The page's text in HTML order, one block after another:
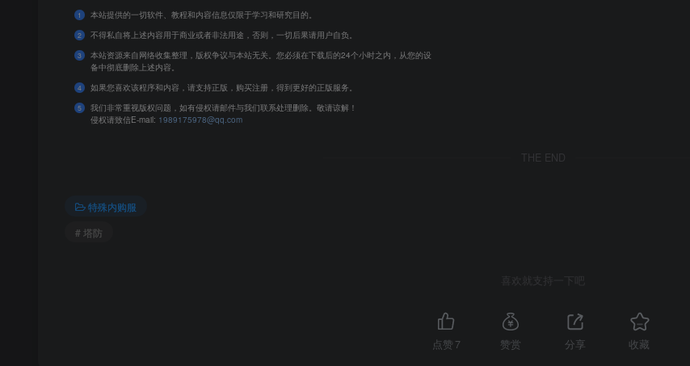
1 本站提供的一切软件、教程和内容信息仅限于学习和研究目的。
2 不得私自将上述内容用于商业或者非法用途，否则，一切后果请用户自负。
3
本站资源来自网络收集整理，版权争议与本站无关。您必须在下载后的24个小时之内，从您的设
备中彻底删除上述内容。
4 如果您喜欢该程序和内容，请支持正版，购买注册，得到更好的正版服务。
5
我们非常重视版权问题，如有侵权请邮件与我们联系处理删除。敬请谅解！
侵权请致信E-mail: 1989175978@qq.com
THE END
特殊内购服
# 塔防
喜欢就支持一下吧
点赞 7 赞赏 分享 收藏